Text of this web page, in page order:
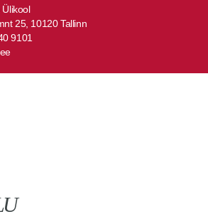
Ülikool
25, 10120 Tallinn
9101